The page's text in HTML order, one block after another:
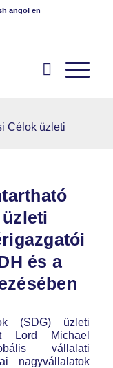
angol en
Célok üzleti
és a
(SDG) üzleti
Lord Michael
vállalati
nagyvállalatok